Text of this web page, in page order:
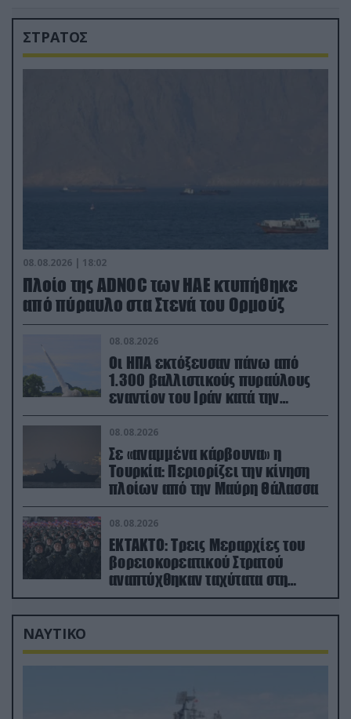
ΣΤΡΑΤΟΣ
08.08.2026 | 18:02
Πλοίο της ADNOC των ΗΑΕ κτυπήθηκε
από πύραυλο στα Στενά του Ορμούζ
08.08.2026
Οι ΗΠΑ εκτόξευσαν πάνω από
1.300 βαλλιστικούς πυραύλους
εναντίον του Ιράν κατά την
διάρκεια του πολέμου
08.08.2026
Σε «αναμμένα κάρβουνα» η
Τουρκία: Περιορίζει την κίνηση
πλοίων από την Μαύρη Θάλασσα
08.08.2026
ΕΚΤΑΚΤΟ: Τρεις Μεραρχίες του
βορειοκορεατικού Στρατού
αναπτύχθηκαν ταχύτατα στη
Ρωσία
ΝΑΥΤΙΚΟ